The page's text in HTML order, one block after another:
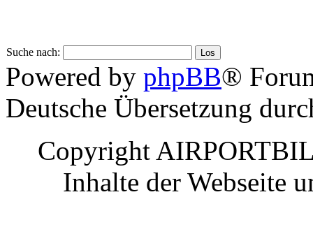
Suche nach:
Powered by phpBB®
Deutsche Übersetzung
Copyright
Inhalte der Webseite